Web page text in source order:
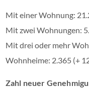
Mit einer Wohnung:
Mit zwei Wohnungen:
Mit drei oder mehr
Wohnheime: 2.365 (+
Zahl neuer